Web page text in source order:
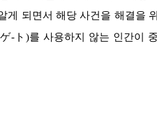
게 되면서 해당 사건을 해결을
-ト)를 사용하지 않는 인간이